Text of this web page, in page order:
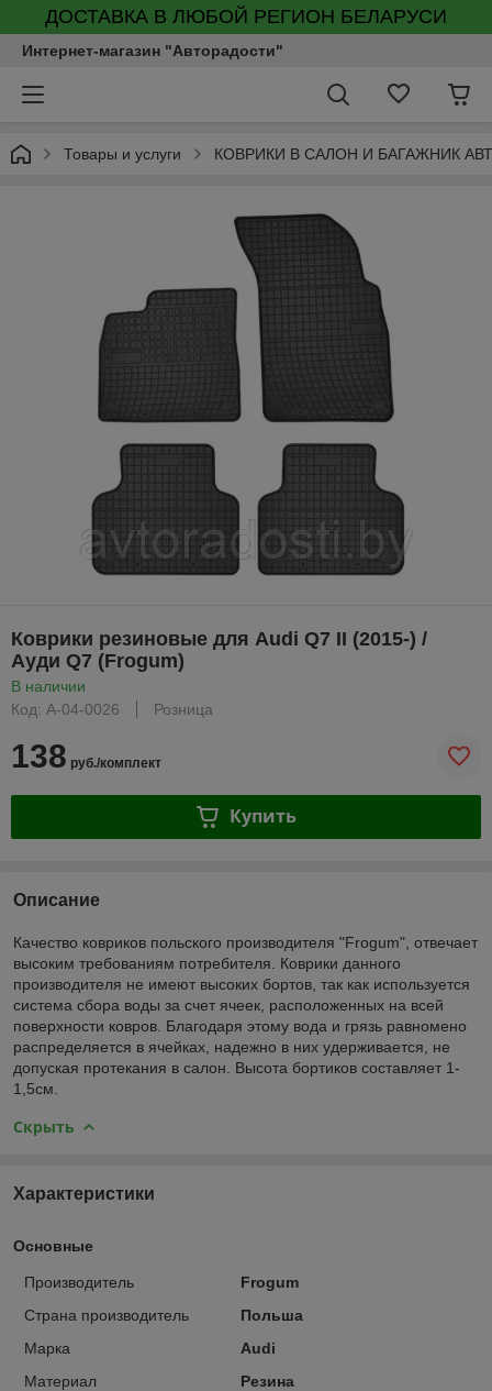
ДОСТАВКА В ЛЮБОЙ РЕГИОН БЕЛАРУСИ
Интернет-магазин "Авторадости"
Товары и услуги КОВРИКИ В САЛОН И БАГАЖНИК
Коврики резиновые для Audi Q7 II (2015-) /
Ауди Q7 (Frogum)
В наличии
Код: A-04-0026
Розница
138 руб./комплект
Купить
Описание
Качество ковриков польского производителя "Frogum", отвечает
высоким требованиям потребителя. Коврики данного
производителя не имеют высоких бортов, так как используется
система сбора воды за счет ячеек, расположенных на всей
поверхности ковров. Благодаря этому вода и грязь равномено
распределяется в ячейках, надежно в них удерживается, не
допуская протекания в салон. Высота бортиков составляет 1-
1,5см.
Скрыть
Характеристики
Основные
Производитель
Frogum
Страна производитель
Польша
Марка
Audi
Материал
Резина